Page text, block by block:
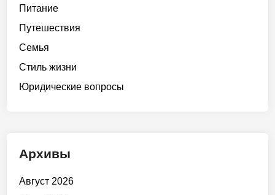
Питание
Путешествия
Семья
Стиль жизни
Юридические вопросы
Архивы
Август 2026